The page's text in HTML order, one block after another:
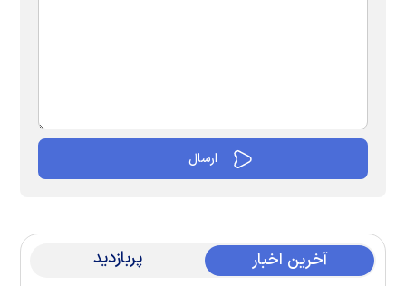
آخرین اخبار پربازدید